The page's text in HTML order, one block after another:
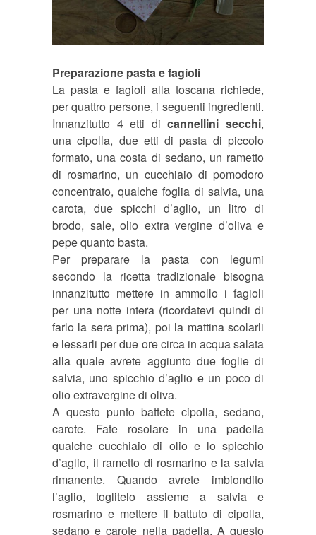
Preparazione pasta e fagioli
La pasta e fagioli alla toscana richiede,
per quattro persone, i seguenti ingredienti.
Innanzitutto 4 etti dicannellini secchi,
una cipolla, due etti di pasta di piccolo
formato, una costa di sedano, un rametto
di rosmarino, un cucchiaio di pomodoro
concentrato, qualche foglia di salvia, una
carota, due spicchi d’aglio, un litro di
brodo, sale, olio extra vergine d’oliva e
pepe quanto basta.
Per preparare la pasta con legumi
secondo la ricetta tradizionale bisogna
innanzitutto mettere in ammollo i fagioli
per una notte intera (ricordatevi quindi di
farlo la sera prima), poi la mattina scolarli
e lessarli per due ore circa in acqua salata
alla quale avrete aggiunto due foglie di
salvia, uno spicchio d’aglio e un poco di
olio extravergine di oliva.
A questo punto battete cipolla, sedano,
carote. Fate rosolare in una padella
qualche cucchiaio di olio e lo spicchio
d’aglio, il rametto di rosmarino e la salvia
rimanente. Quando avrete imbiondito
l’aglio, toglitelo assieme a salvia e
rosmarino e mettere il battuto di cipolla,
sedano e carote nella padella. A questo